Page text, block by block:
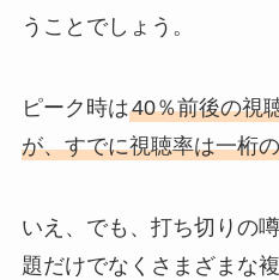
うことでしょう。
ピーク時は40％前後の視
が、すでに視聴率は一桁
いえ、でも、打ち切りの
題だけでなくさまざまな